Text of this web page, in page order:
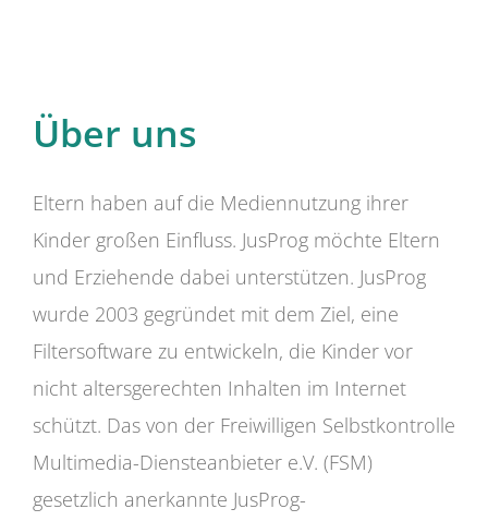
Über uns
Eltern haben auf die Mediennutzung ihrer
Kinder großen Einfluss. JusProg möchte Eltern
und Erziehende dabei unterstützen. JusProg
wurde 2003 gegründet mit dem Ziel, eine
Filtersoftware zu entwickeln, die Kinder vor
nicht altersgerechten Inhalten im Internet
schützt. Das von der Freiwilligen Selbstkontrolle
Multimedia-Diensteanbieter e.V. (FSM)
gesetzlich anerkannte JusProg-